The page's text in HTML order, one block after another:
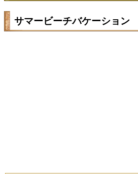
サマービーチバケーション